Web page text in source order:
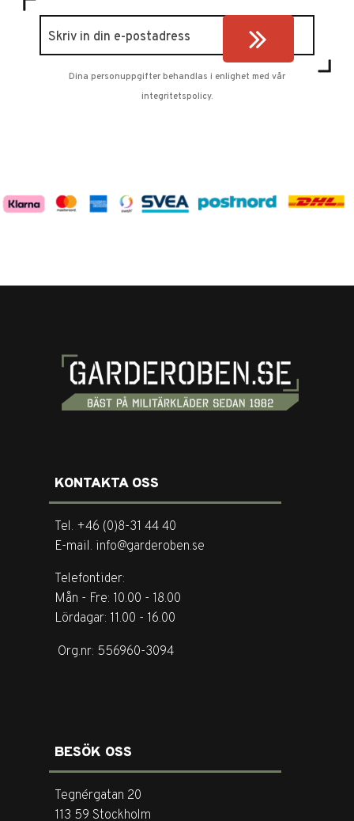
Dina personuppgifter behandlas i enlighet med vår
integritetspolicy.
KONTAKTA OSS
Tel. +46 (0)8-31 44 40
E-mail. info@garderoben.se
Telefontider:
Mån - Fre: 10.00 - 18.00
Lördagar: 11.00 - 16.00
Org.nr: 556960-3094
BESÖK OSS
Tegnérgatan 20
113 59 Stockholm